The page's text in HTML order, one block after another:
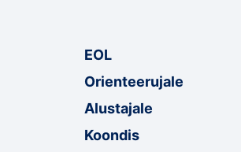
EOL
Orienteerujale
Alustajale
Koondis